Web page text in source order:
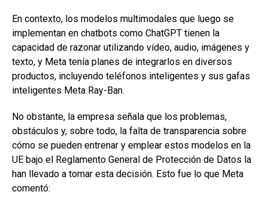
En contexto, los modelos multimodales que luego se
implementan en chatbots como ChatGPT tienen la
capacidad de razonar utilizando vídeo, audio, imágenes y
texto, y Meta tenía planes de integrarlos en diversos
productos, incluyendo teléfonos inteligentes y sus gafas
inteligentes Meta Ray-Ban.
No obstante, la empresa señala que los problemas,
obstáculos y, sobre todo, la falta de transparencia sobre
cómo se pueden entrenar y emplear estos modelos en la
UE bajo el Reglamento General de Protección de Datos la
han llevado a tomar esta decisión. Esto fue lo que Meta
comentó: